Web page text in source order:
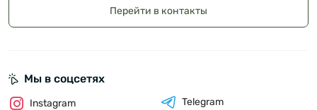
Перейти в контакты
Мы в соцсетях
Instagram
Telegram